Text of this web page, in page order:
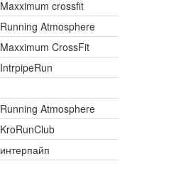
Maxximum crossfit
Running Atmosphere
Maxximum CrossFit
IntrpipeRun
Running Atmosphere
KroRunClub
интерпайп